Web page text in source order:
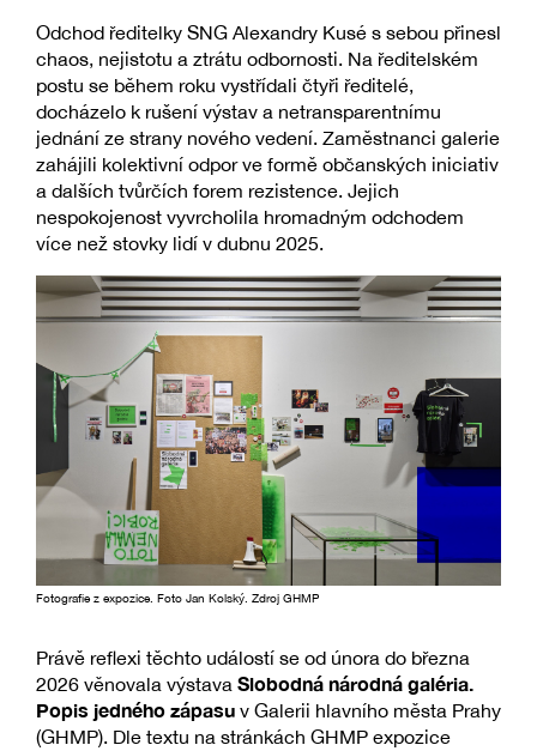
Odchod ředitelky SNG Alexandry Kusé s sebou přinesl
chaos, nejistotu a ztrátu odbornosti. Na ředitelském
postu se během roku vystřídali čtyři ředitelé,
docházelo k rušení výstav a netransparentnímu
jednání ze strany nového vedení. Zaměstnanci galerie
zahájili kolektivní odpor ve formě občanských iniciativ
a dalších tvůrčích forem rezistence. Jejich
nespokojenost vyvrcholila hromadným odchodem
více než stovky lidí v dubnu 2025.
Fotografie z expozice. Foto Jan Kolský. Zdroj GHMP
Právě reflexi těchto událostí se od února do března
2026 věnovala výstava Slobodná národná galéria.
Popis jedného zápasu v Galerii hlavního města Prahy
(GHMP). Dle textu na stránkách GHMP expozice